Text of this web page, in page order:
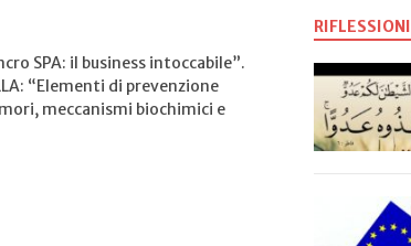
SPA: il business intoccabile”.
“Elementi di prevenzione
meccanismi biochimici e
RIFLESSIONI